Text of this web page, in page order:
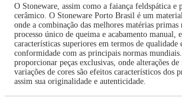
O Stoneware, assim como a faiança feldspática e
cerâmico. O Stoneware Porto Brasil é um
onde a combinação das melhores matérias
processo único de queima e acabamento manual,
características superiores em termos de qualidade
conformidade com as principais normas
proporcionar peças exclusivas, onde alterações
variações de cores são efeitos característicos dos
assim sua originalidade e autenticidade.